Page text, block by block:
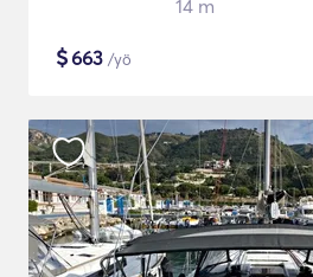
14 m
$663 /yö